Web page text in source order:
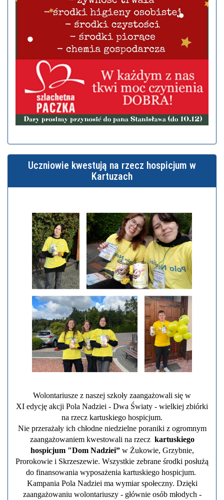
Uczniowie kwestują na rzecz hospicjum w
Kartuzach
Wolontariusze z naszej szkoły zaangażowali się w
XI edycję akcji Pola Nadziei - Dwa Światy - wielkiej zbiórki
na rzecz kartuskiego hospicjum.
Nie przerażały ich chłodne niedzielne poraniki z ogromnym
zaangażowaniem kwestowali na rzecz kartuskiego
hospicjum "Dom Nadziei” w Żukowie, Grzybnie,
Prorokowie i Skrzeszewie. Wszystkie zebrane środki posłużą
do finansowania wyposażenia kartuskiego hospicjum.
Kampania Pola Nadziei ma wymiar społeczny. Dzięki
zaangażowaniu wolontariuszy - głównie osób młodych -